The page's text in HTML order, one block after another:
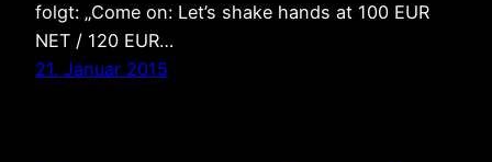
folgt: „Come on: Let’s shake hands at 100 EUR
NET / 120 EUR…
21. Januar 2015